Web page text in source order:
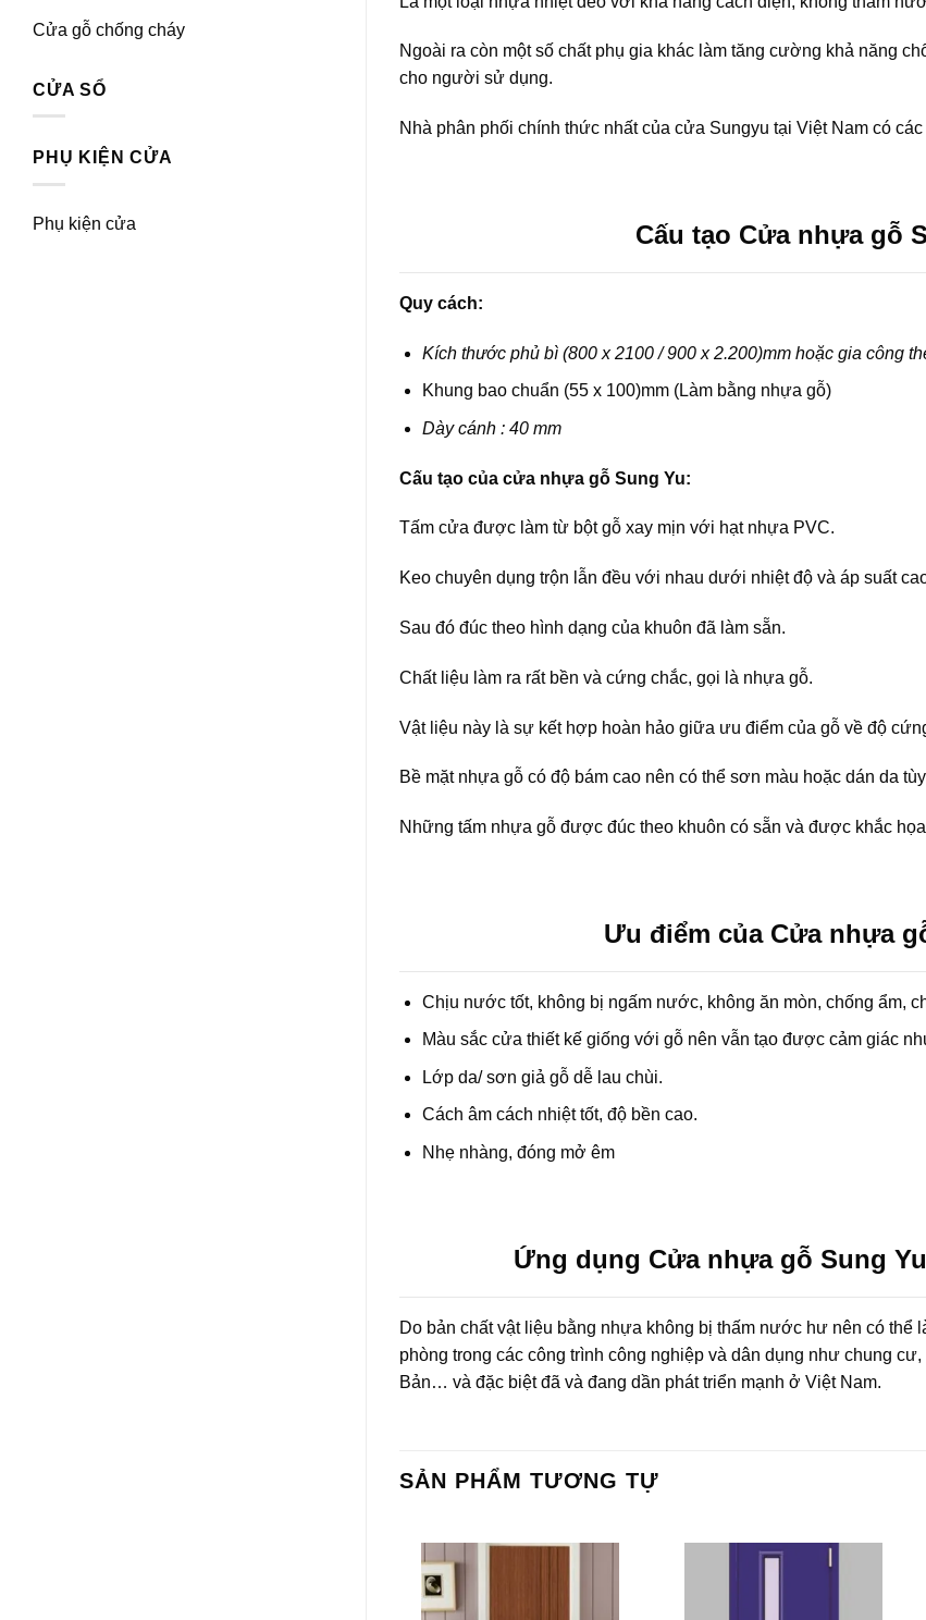
Cửa gỗ chống cháy
CỬA SỔ
PHỤ KIỆN CỬA
Phụ kiện cửa
Ngoài ra còn một số chất phụ gia khác làm tăng cường khả năng
cho người sử dụng.
Nhà phân phối chính thức nhất của cửa Sungyu tại Việt Nam có
Cấu tạo Cửa nhựa gỗ
Quy cách:
Kích thước phủ bì (800 x 2100 / 900 x 2.200)mm hoặc gia công
Khung bao chuẩn (55 x 100)mm (Làm bằng nhựa gỗ)
Dày cánh : 40 mm
Cấu tạo của cửa nhựa gỗ Sung Yu:
Tấm cửa được làm từ bột gỗ xay mịn với hạt nhựa PVC.
Keo chuyên dụng trộn lẫn đều với nhau dưới nhiệt độ và áp suất
Sau đó đúc theo hình dạng của khuôn đã làm sẵn.
Chất liệu làm ra rất bền và cứng chắc, gọi là nhựa gỗ.
Vật liệu này là sự kết hợp hoàn hảo giữa ưu điểm của gỗ về độ
Bề mặt nhựa gỗ có độ bám cao nên có thể sơn màu hoặc dán da
Những tấm nhựa gỗ được đúc theo khuôn có sẵn và được khắc
Ưu điểm của Cửa nhựa
Chịu nước tốt, không bị ngấm nước, không ăn mòn, chống ẩm,
Màu sắc cửa thiết kế giống với gỗ nên vẫn tạo được cảm giác
Lớp da/ sơn giả gỗ dễ lau chùi.
Cách âm cách nhiệt tốt, độ bền cao.
Nhẹ nhàng, đóng mở êm
Ứng dụng Cửa nhựa gỗ Sung
Do bản chất vật liệu bằng nhựa không bị thấm nước hư nên có thể
phòng trong các công trình công nghiệp và dân dụng như chung
Bản… và đặc biệt đã và đang dần phát triển mạnh ở Việt Nam.
SẢN PHẨM TƯƠNG TỰ